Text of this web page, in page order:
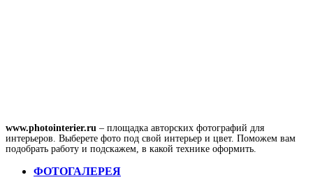
www.photointerier.ru – площадка авторских фотографий для
интерьеров. Выберете фото под свой интерьер и цвет. Поможем вам
подобрать работу и подскажем, в какой технике оформить.
ФОТОГАЛЕРЕЯ